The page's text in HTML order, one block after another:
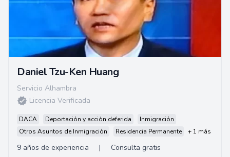
Daniel Tzu-Ken Huang
Servicio Alhambra
Licencia Verificada
DACA Deportación y acción deferida
Inmigración
Otros Asuntos de Inmigración
Residencia Permanente + 1 más
9 años de experiencia |
Consulta gratis